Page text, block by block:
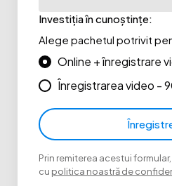
Investiția în cunoștințe:
Alege pachetul potrivit
Online + înregistrare
Înregistrarea video -
Prin remiterea acestui
cu politica noastră de